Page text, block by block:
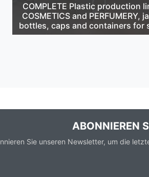
COMPLETE Plastic production
COSMETICS and PERFUMERY,
bottles, caps and containers for
ABONNIEREN
Sie unseren Newsletter, um die